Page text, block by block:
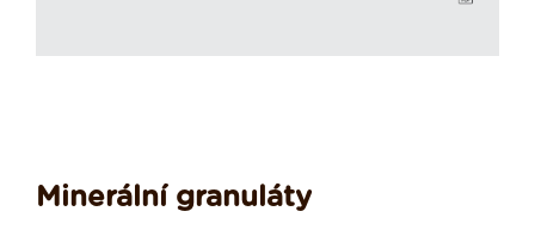
Minerální granuláty